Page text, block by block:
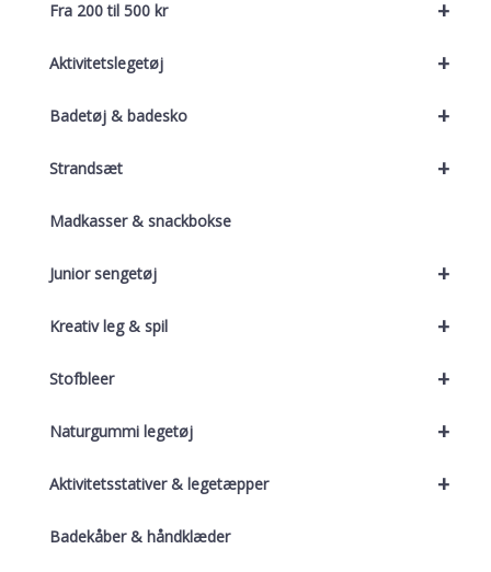
+
Fra 200 til 500 kr
+
Aktivitetslegetøj
+
Badetøj & badesko
+
Strandsæt
Madkasser & snackbokse
+
Junior sengetøj
+
Kreativ leg & spil
+
Stofbleer
+
Naturgummi legetøj
+
Aktivitetsstativer & legetæpper
Badekåber & håndklæder